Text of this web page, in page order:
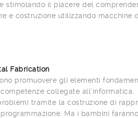
stimolando il piacere del
e costruzione utilizzando macchine
Fabrication
promuovere gli elementi
collegate all’informatica.
tramite la costruzione di
Ma i bambini faranno